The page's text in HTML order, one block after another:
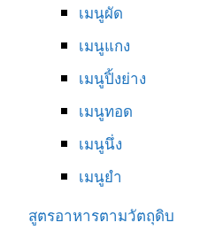
เมนูผัด
เมนูแกง
เมนูปิ้งย่าง
เมนูทอด
เมนูนึ่ง
เมนูยำ
สูตรอาหารตามวัตถุดิบ